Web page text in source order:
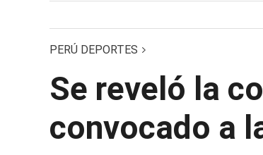
PERÚ DEPORTES
Se reveló la
convocado a